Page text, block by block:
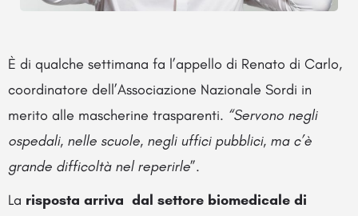
È di qualche settimana fa l’appello di Renato di Carlo,
coordinatore dell’Associazione Nazionale Sordi in
merito alle mascherine trasparenti. “Servono negli
ospedali, nelle scuole, negli uffici pubblici, ma c’è
grande difficoltà nel reperirle”.
La risposta arriva dal settore biomedicale di